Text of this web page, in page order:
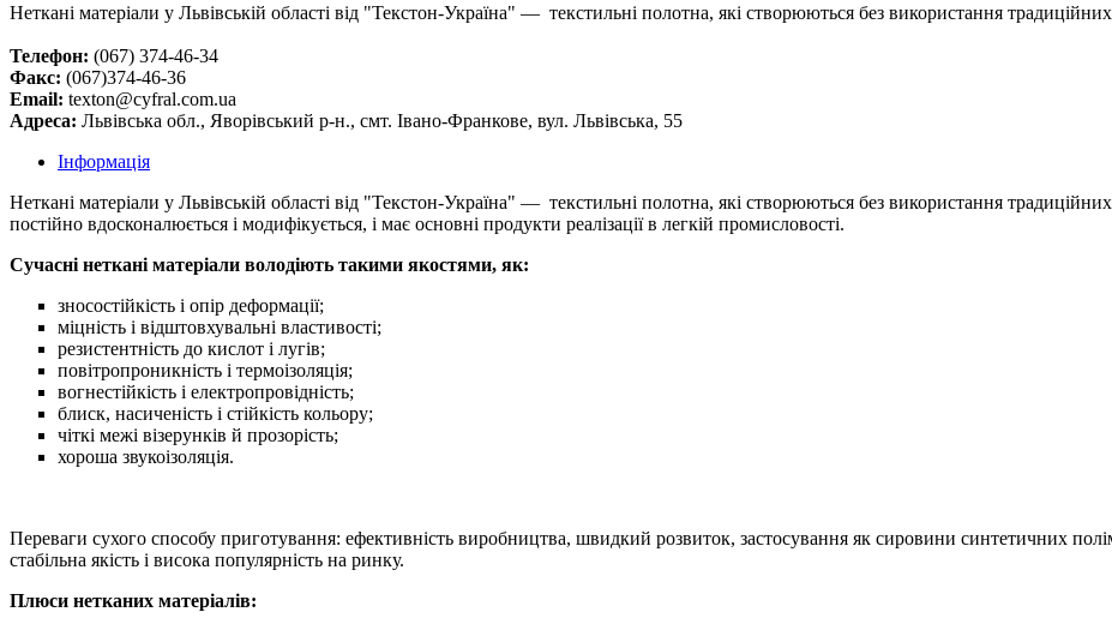
Неткані матеріали у Львівській області від "Текстон-Україна" — текстильні полотна, які створюються без використання
Телефон: (067) 374-46-34
Факс: (067)374-46-36
Email: texton@cyfral.com.ua
Адреса: Львівська обл., Яворівський р-н., смт. Івано-Франкове, вул. Львівська, 55
Інформація
Неткані матеріали у Львівській області від "Текстон-Україна" — текстильні полотна, які створюються без використання
постійно вдосконалюється і модифікується, і має основні продукти реалізації в легкій промисловості.
Сучасні неткані матеріали володіють такими якостями, як:
зносостійкість і опір деформації;
міцність і відштовхувальні властивості;
резистентність до кислот і лугів;
повітропроникність і термоізоляція;
вогнестійкість і електропровідність;
блиск, насиченість і стійкість кольору;
чіткі межі візерунків й прозорість;
хороша звукоізоляція.
Переваги сухого способу приготування: ефективність виробництва, швидкий розвиток, застосування як сировини синтетичних
стабільна якість і висока популярність на ринку.
Плюси нетканих матеріалів: